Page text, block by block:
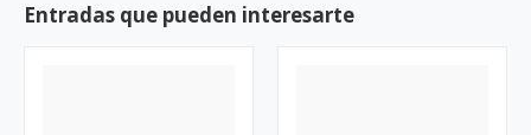
Entradas que pueden interesarte